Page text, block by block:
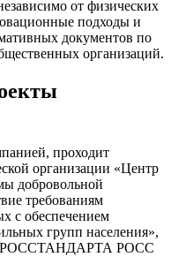
от физических
подходы и
документов по
организаций.
проходит
организации «Центр
добровольной
требованиям
с обеспечением
групп населения»,
РОССТАНДАРТА РОСС